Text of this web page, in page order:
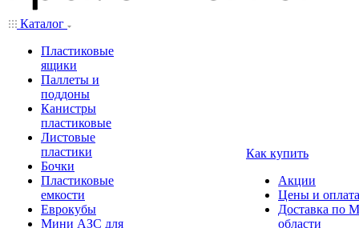
Каталог
Пластиковые
ящики
Паллеты и
поддоны
Канистры
пластиковые
Листовые
пластики
Бочки
Пластиковые
емкости
Еврокубы
Мини АЗС для
Как купить
Акции
Цены и оплата
Доставка по
области